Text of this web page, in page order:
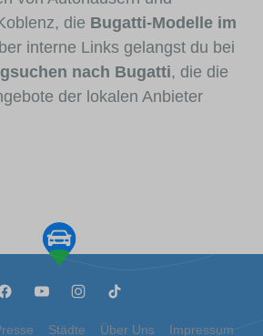
die Bugatti-Modelle im
interne Links gelangst du bei
nach Bugatti, die die
der lokalen Anbieter
Städte Über Uns Impressum